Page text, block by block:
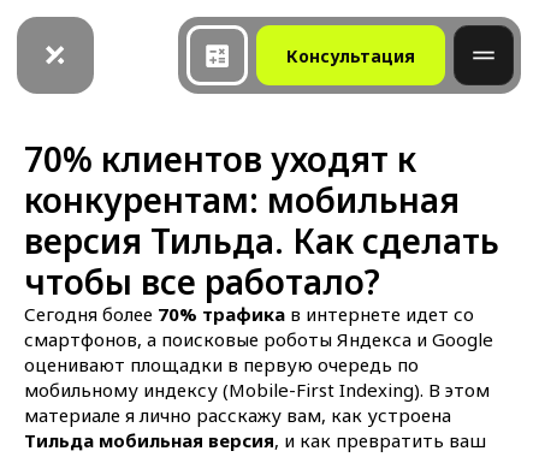
Консультация
70% клиентов уходят к
конкурентам: мобильная
версия Тильда. Как сделать
чтобы все работало?
Сегодня более 70% трафика в интернете идет со
смартфонов, а поисковые роботы Яндекса и Google
оценивают площадки в первую очередь по
мобильному индексу (Mobile-First Indexing). В этом
материале я лично расскажу вам, как устроена
Тильда мобильная версия, и как превратить ваш